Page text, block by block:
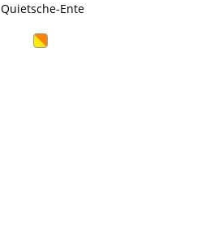
Quietsche-Ente